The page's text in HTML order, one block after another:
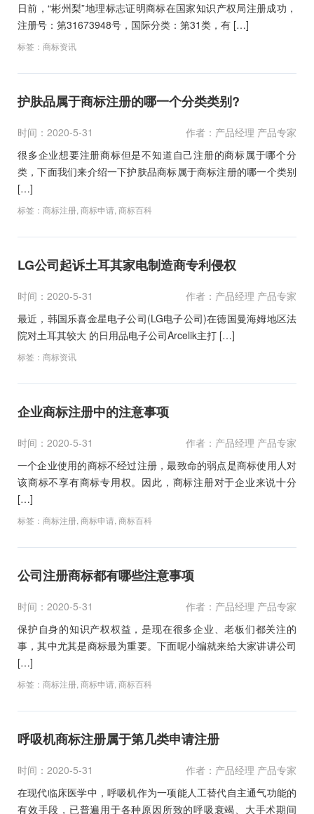
日前，“彬州梨”地理标志证明商标在国家知识产权局注册成功，
注册号：第31673948号，国际分类：第31类，有 […]
标签： 商标资讯
护肤品属于商标注册的哪一个分类类别?
时间：2020-5-31
作者：产品经理 产品专家
很多企业想要注册商标但是不知道自己注册的商标属于哪个分
类，下面我们来介绍一下护肤品商标属于商标注册的哪一个类别
[…]
标签： 商标注册 商标申请 商标百科
LG公司起诉土耳其家电制造商专利侵权
时间：2020-5-31
作者：产品经理 产品专家
最近，韩国乐喜金星电子公司(LG电子公司)在德国曼海姆地区法
院对土耳其较大 的日用品电子公司Arcelik主打 […]
标签： 商标资讯
企业商标注册中的注意事项
时间：2020-5-31
作者：产品经理 产品专家
一个企业使用的商标不经过注册，最致命的弱点是商标使用人对
该商标不享有商标专用权。因此，商标注册对于企业来说十分
[…]
标签： 商标注册 商标申请 商标百科
公司注册商标都有哪些注意事项
时间：2020-5-31
作者：产品经理 产品专家
保护自身的知识产权权益，是现在很多企业、老板们都关注的
事，其中尤其是商标最为重要。下面呢小编就来给大家讲讲公司
[…]
标签： 商标注册 商标申请 商标百科
呼吸机商标注册属于第几类申请注册
时间：2020-5-31
作者：产品经理 产品专家
在现代临床医学中，呼吸机作为一项能人工替代自主通气功能的
有效手段，已普遍用于各种原因所致的呼吸衰竭、大手术期间